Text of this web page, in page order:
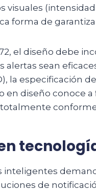
visuales
forma de
el diseño debe
alertas sean
la especificación
en diseño conoce
conforme
inteligentes
de